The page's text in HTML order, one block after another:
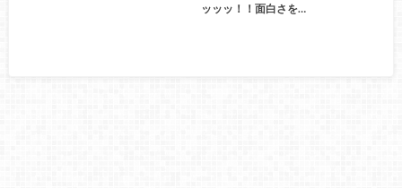
ッッッ！！面白さを…